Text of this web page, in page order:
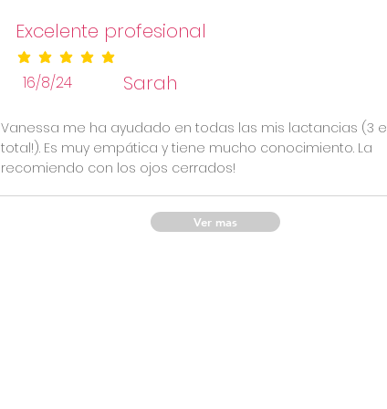
Excelente profesional
la calificación promedio es 5 de 5
16/8/24 Sarah
Vanessa me ha ayudado en todas las mis lactancias (3
total!). Es muy empática y tiene mucho conocimiento. La
recomiendo con los ojos cerrados!
Ver mas